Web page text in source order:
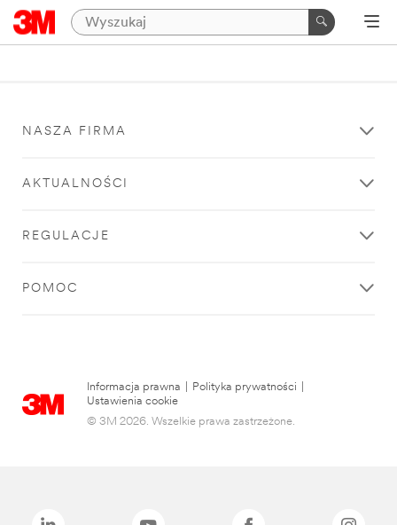
NASZA FIRMA
AKTUALNOŚCI
REGULACJE
POMOC
Informacja prawna Polityka prywatności
Ustawienia cookie
© 3M 2026. Wszelkie prawa zastrzeżone.